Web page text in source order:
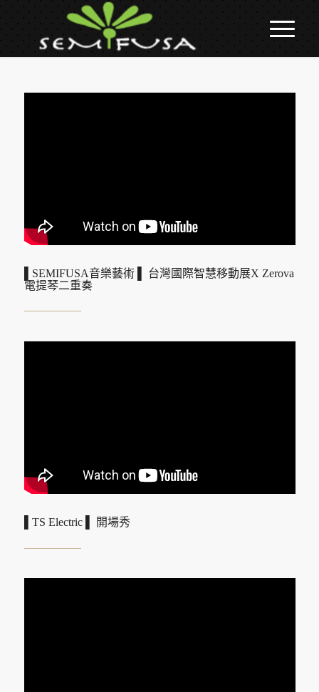
▌SEMIFUSA音樂藝術 ▌ 台灣國際智慧移動展X Zerova
電提琴二重奏
▌TS Electric ▌ 開場秀